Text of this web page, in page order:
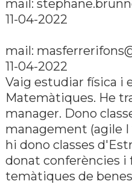
mail:
11-04-2022
mail:
11-04-2022
Vaig estudiar fí­sica i
Matemàtiques. He
manager. Dono
management (agile I
hi dono classes
donat conferències i
temàtiques de